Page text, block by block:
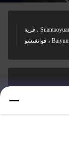
الغرفة B101 ، رقم 10 شارع Suantaoyuan North ، قرية